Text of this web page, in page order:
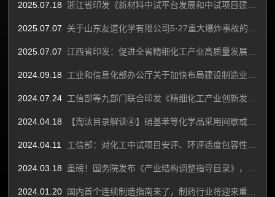
2025.07.18
2025.07.07
2025.07.07
2024.09.18
2024.07.24
2024.04.18
2024.04.11
2024.03.18
2024.01.20